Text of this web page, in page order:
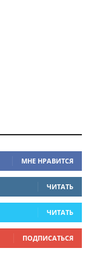
МНЕ НРАВИТСЯ
ЧИТАТЬ
ЧИТАТЬ
ПОДПИСАТЬСЯ